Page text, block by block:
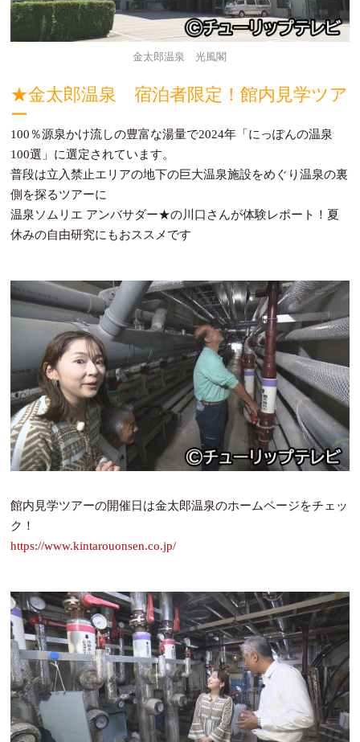
金太郎温泉 光風閣
★金太郎温泉 宿泊者限定！館内見学ツア
ー
100％源泉かけ流しの豊富な湯量で2024年「にっぽんの温泉
100選」に選定されています。
普段は立入禁止エリアの地下の巨大温泉施設をめぐり温泉の裏
側を探るツアーに
温泉ソムリエ アンバサダー★の川口さんが体験レポート！夏
休みの自由研究にもおススメです
館内見学ツアーの開催日は金太郎温泉のホームページをチェッ
ク！
https://www.kintarouonsen.co.jp/